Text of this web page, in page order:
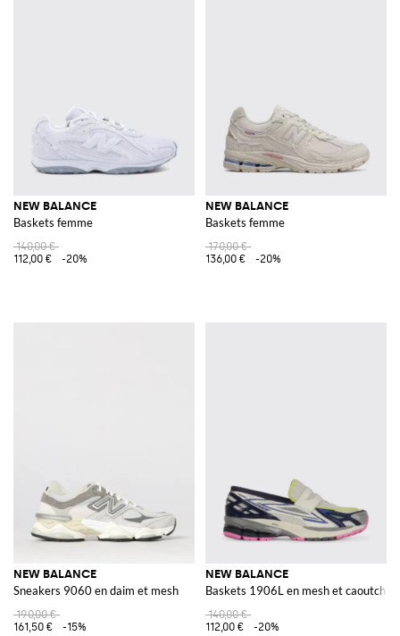
NEW BALANCE
Baskets femme
140,00 €
112,00 €
-20%
NEW BALANCE
Baskets femme
170,00 €
136,00 €
-20%
NEW BALANCE
Sneakers 9060 en daim et mesh
190,00 €
161,50 €
-15%
NEW BALANCE
Baskets 1906L en mesh et
140,00 €
112,00 €
-20%